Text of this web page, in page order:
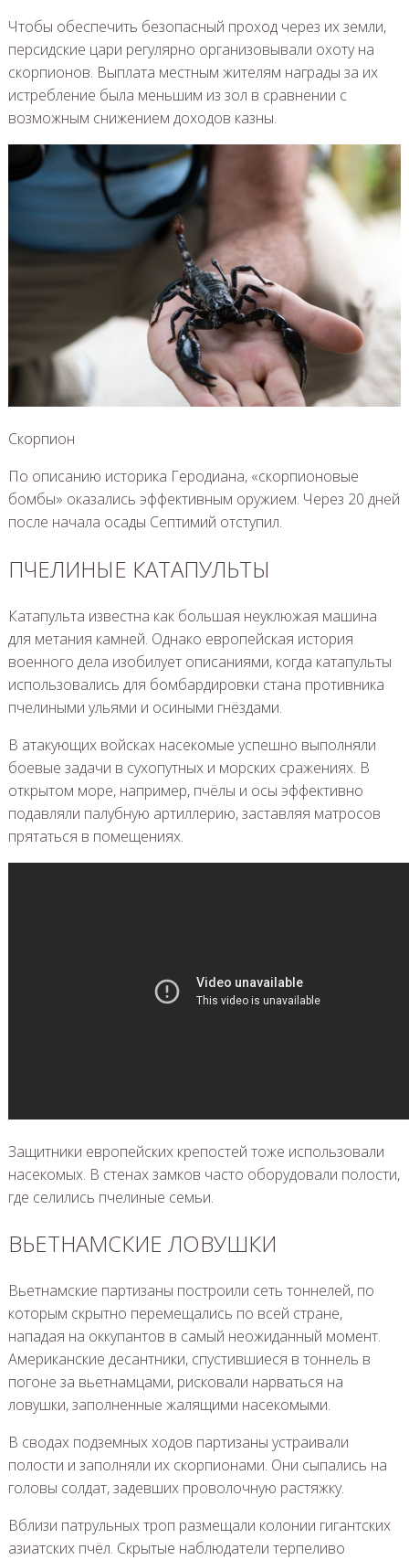
Чтобы обеспечить безопасный проход через их земли,
персидские цари регулярно организовывали охоту на
скорпионов. Выплата местным жителям награды за их
истребление была меньшим из зол в сравнении с
возможным снижением доходов казны.
Скорпион
По описанию историка Геродиана, «скорпионовые
бомбы» оказались эффективным оружием. Через 20 дней
после начала осады Септимий отступил.
ПЧЕЛИНЫЕ КАТАПУЛЬТЫ
Катапульта известна как большая неуклюжая машина
для метания камней. Однако европейская история
военного дела изобилует описаниями, когда катапульты
использовались для бомбардировки стана противника
пчелиными ульями и осиными гнёздами.
В атакующих войсках насекомые успешно выполняли
боевые задачи в сухопутных и морских сражениях. В
открытом море, например, пчёлы и осы эффективно
подавляли палубную артиллерию, заставляя матросов
прятаться в помещениях.
Защитники европейских крепостей тоже использовали
насекомых. В стенах замков часто оборудовали полости,
где селились пчелиные семьи.
ВЬЕТНАМСКИЕ ЛОВУШКИ
Вьетнамские партизаны построили сеть тоннелей, по
которым скрытно перемещались по всей стране,
нападая на оккупантов в самый неожиданный момент.
Американские десантники, спустившиеся в тоннель в
погоне за вьетнамцами, рисковали нарваться на
ловушки, заполненные жалящими насекомыми.
В сводах подземных ходов партизаны устраивали
полости и заполняли их скорпионами. Они сыпались на
головы солдат, задевших проволочную растяжку.
Вблизи патрульных троп размещали колонии гигантских
азиатских пчёл. Скрытые наблюдатели терпеливо